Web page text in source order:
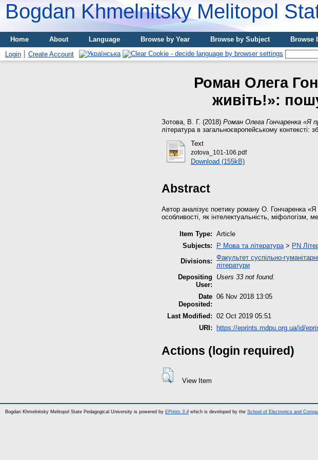
Bogdan Khmelnitsky Melitopol
Home About Language Browse by Year Browse by Subject Browse
Login
Create Account
Роман Олега
живіть!»:
Зотова, В. Г. (2018) Роман Олега Гончаренка «Я
література в загальноєвропейському контексті:
Text
zotova_101-106.pdf
Download (155kB)
Abstract
Автор аналізує поетику роману О. Гончаренка
особливості, як інтелектуальність, міфологізм,
Item Type: Article
Subjects:
P Мова та література> PN
Divisions: Факультет суспільно-
літератури
Depositing
User:
Users 33 not found.
Date
Deposited:
06 Nov 2018 13:05
Last Modified: 02 Oct 2019 05:51
URI:
https://eprints.mdpu.org.ua/id/
Actions (login required)
View Item
Bogdan Khmelnitsky Melitopol State Pedagogical University is powered by EPrints 3.4 which is developed by the School of Electronics and